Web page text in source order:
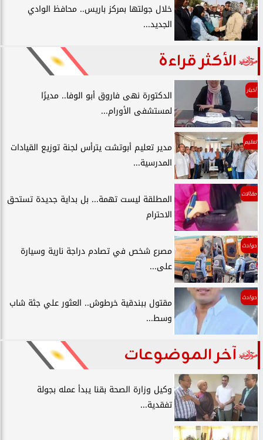
خلال جولتها بمركز باريس.. محافظ الوادي
الجديد...
الأكثر قراءة
أخبار
الدكتورة نهى فاروق أبو الوفا.. مديرًا
لمستشفى الأورام...
تعليم
مدير تعليم أبوتشت يترأس لجنة توزيع القيادات
المدرسية...
مقالات
المطلقة ليست تهمة... بل بداية جديدة تستحق
الاحترام
حوادث
مصرع شخص في تصادم دراجة نارية وسيارة
على...
حوادث
مقتول ببندقية خرطوش.. العثور علي جثة شاب
وسط...
آخر الموضوعات
وكيل وزارة الصحة بقنا يبدأ عمله بجولة
تفقدية...